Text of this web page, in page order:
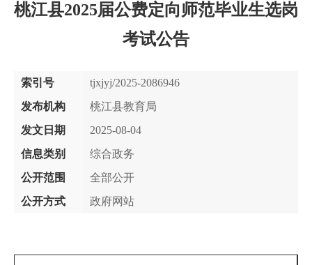
桃江县2025届公费定向师范毕业生选岗
考试公告
索引号
tjxjyj/2025-2086946
发布机构
桃江县教育局
发文日期
2025-08-04
信息类别
综合政务
公开范围
全部公开
公开方式
政府网站